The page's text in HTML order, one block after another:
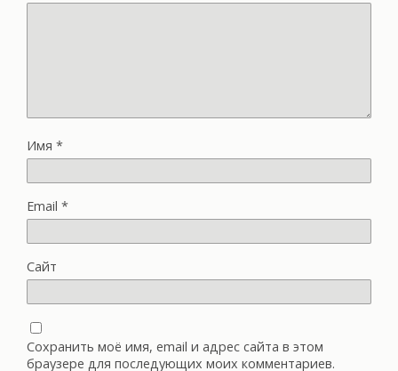
Имя *
Email *
Сайт
Сохранить моё имя, email и адрес сайта в этом
браузере для последующих моих комментариев.